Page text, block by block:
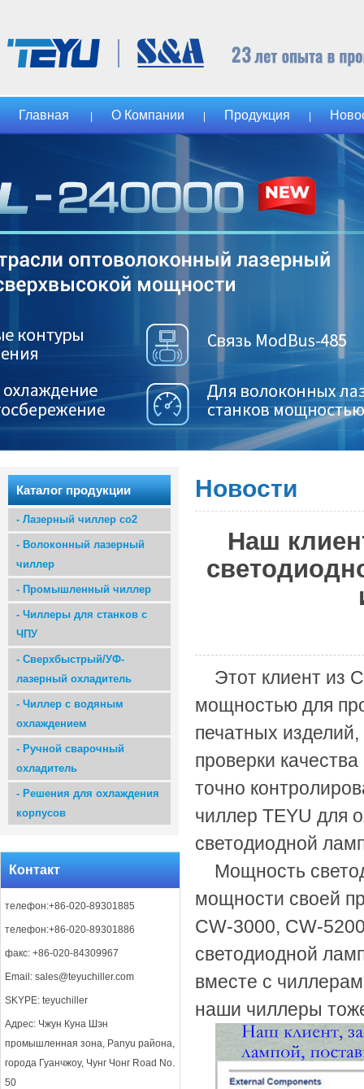
Главная О Компании Продукция
Каталог продукции
- Лазерный чиллер co2
- Волоконный лазерный
чиллер
- Промышленный чиллер
- Чиллеры для станков с
ЧПУ
- Сверхбыстрый/УФ-
лазерный охладитель
- Чиллер с водяным
охлаждением
- Ручной сварочный
охладитель
- Решения для охлаждения
корпусов
Контакт
телефон:+86-020-89301885
телефон:+86-020-89301886
факс: +86-020-84309967
Email: sales@teyuchiller.com
SKYPE: teyuchiller
Адрес: Чжун Куна Шэн
промышленная зона, Panyu района,
города Гуанчжоу, Чунг Чонг Road No.
50
Новости
Наш
Этот клиент из
мощностью для
печатных
проверки
точно
чиллер TEYU для
Мощность
мощности своей
CW-3000, CW-
светодиодной
вместе с
наши чиллеры